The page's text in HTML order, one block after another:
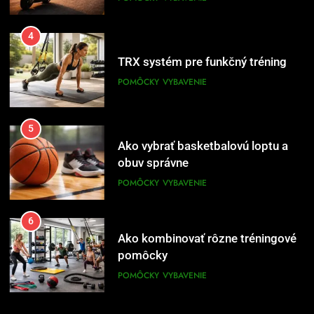
4
TRX systém pre funkčný tréning
POMÔCKY VYBAVENIE
5
Ako vybrať basketbalovú loptu a
obuv správne
POMÔCKY VYBAVENIE
6
Ako kombinovať rôzne tréningové
pomôcky
POMÔCKY VYBAVENIE